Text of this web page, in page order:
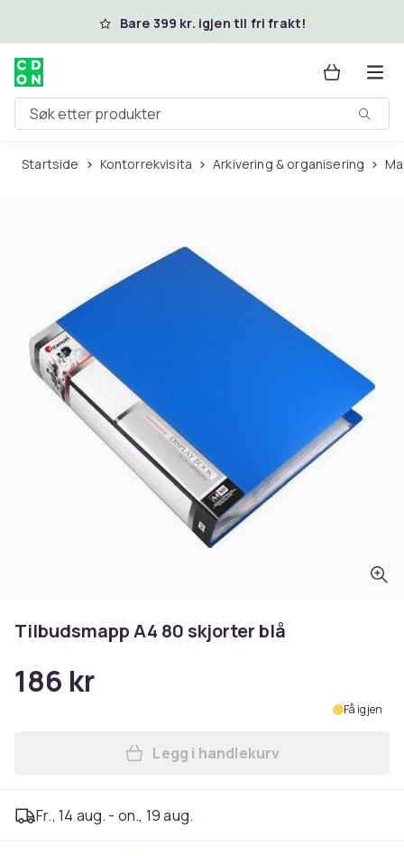
Hopp til hovedinnholdBare 399 kr. igjen til fri frakt!
Søk etter produkter
Startside Kontorrekvisita Arkivering & organisering
Tilbudsmapp A4 80 skjorter blå
186 kr
Få igjen
Legg Tilbudsmapp A4 80
Legg i handlekurv
Fr., 14 aug. - on., 19 aug.